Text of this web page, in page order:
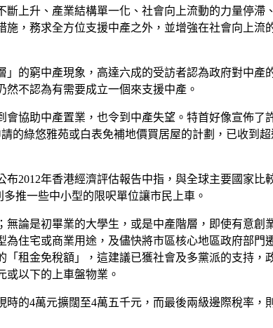
上升、產業結構單一化、社會向上流動的力量停滯
，務求全方位支援中產之外，並增強在社會向上流
的窮中產現象，高達六成的受訪者認為政府對中產
不認為有需要成立一個來支援中產。
協助中產置業，也令到中產失望。特首好像宣佈了
綠悠雅苑或白表免補地價買居屋的計劃，已收到
2012年香港經濟評估報告中指，與全球主要國家比
推一些中小型的限呎單位讓市民上車。
論是初畢業的大學生，或是中產階層，即使有意創
住宅或商業用途，及儘快將市區核心地區政府部門
租金免稅額」，這建議已獲社會及多黨派的支持，
或以下的上車盤物業。
的4萬元擴闊至4萬五千元，而最後兩級邊際稅率，